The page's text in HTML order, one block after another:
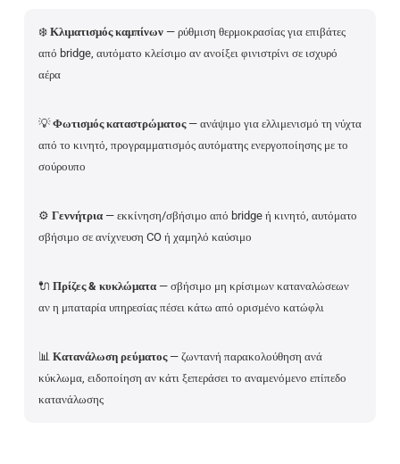
❄️ Κλιματισμός καμπίνων— ρύθμιση θερμοκρασίας για επιβάτες
από bridge, αυτόματο κλείσιμο αν ανοίξει φινιστρίνι σε ισχυρό
αέρα
💡Φωτισμός καταστρώματος— ανάψιμο για ελλιμενισμό τη νύχτα
από το κινητό, προγραμματισμός αυτόματης ενεργοποίησης με το
σούρουπο
⚙️ Γεννήτρια— εκκίνηση/σβήσιμο από bridge ή κινητό, αυτόματο
σβήσιμο σε ανίχνευση CO ή χαμηλό καύσιμο
🔌 Πρίζες & κυκλώματα— σβήσιμο μη κρίσιμων καταναλώσεων
αν η μπαταρία υπηρεσίας πέσει κάτω από ορισμένο κατώφλι
📊 Κατανάλωση ρεύματος— ζωντανή παρακολούθηση ανά
κύκλωμα, ειδοποίηση αν κάτι ξεπεράσει το αναμενόμενο επίπεδο
κατανάλωσης